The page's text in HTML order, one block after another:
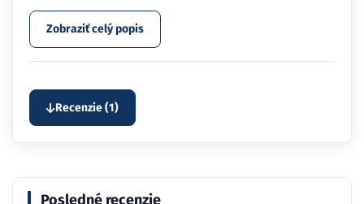
Zobraziť celý popis
Recenzie (1)
Posledné recenzie